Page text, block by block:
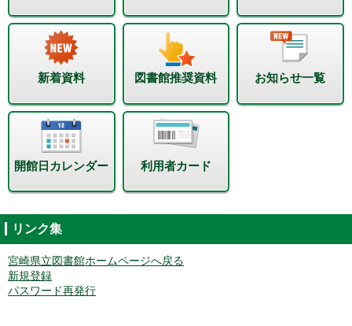
新着資料 図書館推奨資料 お知らせ一覧
開館日カレンダー 利用者カード
リンク集
宮崎県立図書館ホームページへ戻る
新規登録
パスワード再発行